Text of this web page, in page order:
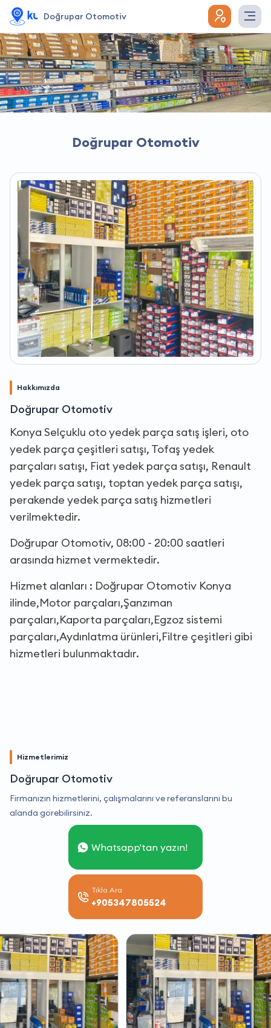
Doğrupar Otomotiv
Doğrupar Otomotiv
Hakkımızda
Doğrupar Otomotiv
Konya Selçuklu oto yedek parça satış işleri, oto
yedek parça çeşitleri satışı, Tofaş yedek
parçaları satışı, Fiat yedek parça satışı, Renault
yedek parça satışı, toptan yedek parça satışı,
perakende yedek parça satış hizmetleri
verilmektedir.
Doğrupar Otomotiv, 08:00 - 20:00 saatleri
arasında hizmet vermektedir.
Hizmet alanları : Doğrupar Otomotiv Konya
ilinde,Motor parçaları,Şanzıman
parçaları,Kaporta parçaları,Egzoz sistemi
parçaları,Aydınlatma ürünleri,Filtre çeşitleri gibi
hizmetleri bulunmaktadır.
Hizmetlerimiz
Doğrupar Otomotiv
Firmanızın hizmetlerini, çalışmalarını ve referanslarını bu
alanda görebilirsiniz.
Whatsapp'tan yazın!
Tıkla Ara
+905347805524